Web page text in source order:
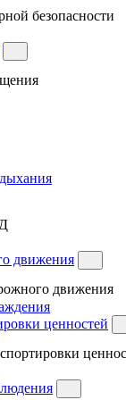
безопасности
движения
движения
ценностей